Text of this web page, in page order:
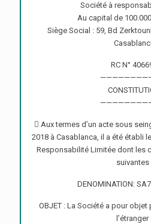
Société à
Au capital de
Siège Social : 59, Bd
RC N°
 Aux termes d’un acte sous
2018 à Casablanca, il a été établi
Responsabilité Limitée dont les
suivantes
DENOMINATION:
OBJET : La Société a pour
l’étranger